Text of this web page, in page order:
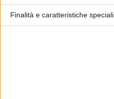
Finalità e caratteristiche speciali